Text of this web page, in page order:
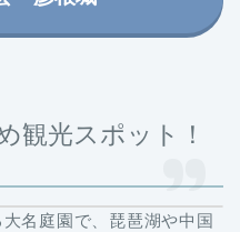
観光スポット！
名庭園で、琵琶湖や中国